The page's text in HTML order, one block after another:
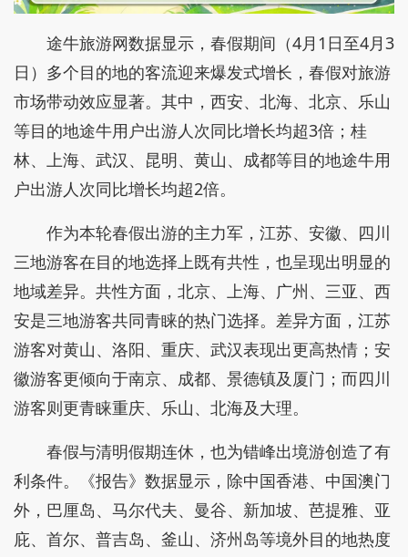
途牛旅游网数据显示，春假期间（4月1日至4月3
日）多个目的地的客流迎来爆发式增长，春假对旅游
市场带动效应显著。其中，西安、北海、北京、乐山
等目的地途牛用户出游人次同比增长均超3倍；桂
林、上海、武汉、昆明、黄山、成都等目的地途牛用
户出游人次同比增长均超2倍。
作为本轮春假出游的主力军，江苏、安徽、四川
三地游客在目的地选择上既有共性，也呈现出明显的
地域差异。共性方面，北京、上海、广州、三亚、西
安是三地游客共同青睐的热门选择。差异方面，江苏
游客对黄山、洛阳、重庆、武汉表现出更高热情；安
徽游客更倾向于南京、成都、景德镇及厦门；而四川
游客则更青睐重庆、乐山、北海及大理。
春假与清明假期连休，也为错峰出境游创造了有
利条件。《报告》数据显示，除中国香港、中国澳门
外，巴厘岛、马尔代夫、曼谷、新加坡、芭提雅、亚
庇、首尔、普吉岛、釜山、济州岛等境外目的地热度